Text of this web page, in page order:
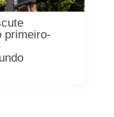
primeiro-